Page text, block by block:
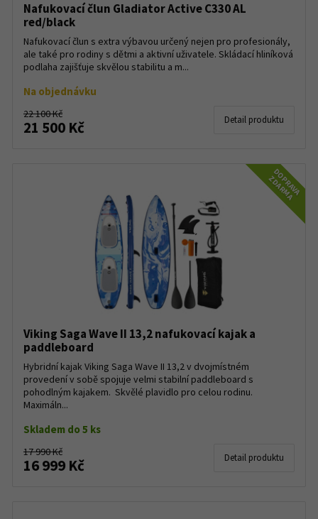
Nafukovací člun Gladiator Active C330 AL
red/black
Nafukovací člun s extra výbavou určený nejen pro profesionály,
ale také pro rodiny s dětmi a aktivní uživatele. Skládací hliníková
podlaha zajišťuje skvělou stabilitu a m...
Na objednávku
22 100 Kč
21 500 Kč Detail produktu
DOPRAVA
ZDARMA
Viking Saga Wave II 13,2 nafukovací kajak a
paddleboard
Hybridní kajak Viking Saga Wave II 13,2 v dvojmístném
provedení v sobě spojuje velmi stabilní paddleboard s
pohodlným kajakem. Skvělé plavidlo pro celou rodinu.
Maximáln...
Skladem do 5 ks
17 990 Kč
16 999 Kč Detail produktu